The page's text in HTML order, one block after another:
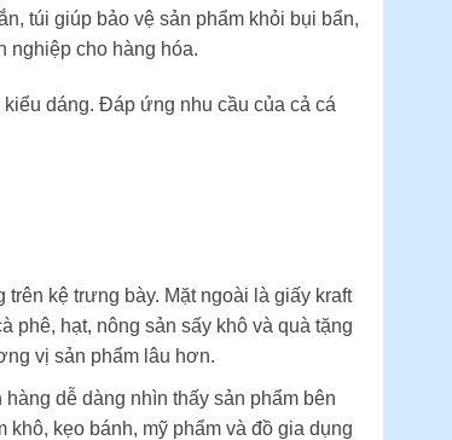
túi giúp bảo vệ sản phẩm khỏi bụi bẩn,
nghiệp cho hàng hóa.
dáng. Đáp ứng nhu cầu của cả cá
kệ trưng bày. Mặt ngoài là giấy kraft
phê, hạt, nông sản sấy khô và quà tặng
vị sản phẩm lâu hơn.
dễ dàng nhìn thấy sản phẩm bên
kẹo bánh, mỹ phẩm và đồ gia dụng